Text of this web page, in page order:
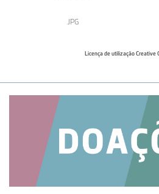
.JPG
Licença de utilização Creative